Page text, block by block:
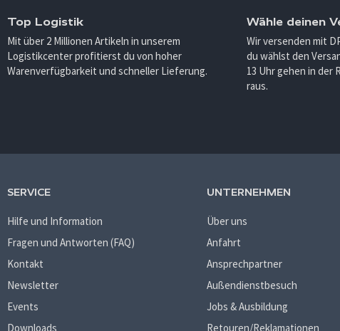
Top Logistik
Mit über 2 Millionen Artikeln in unserem
Logistikcenter profitierst du von hoher
Warenverfügbarkeit und schneller Lieferung.
Wähle deinen
Wir versenden mit
du wählst den
13 Uhr gehen in der
raus.
SERVICE
Hilfe und Information
Fragen und Antworten (FAQ)
Kontakt
Newsletter
Events
Downloads
UNTERNEHMEN
Über uns
Anfahrt
Ansprechpartner
Außendienstbesuch
Jobs & Ausbildung
Retouren/Reklamationen